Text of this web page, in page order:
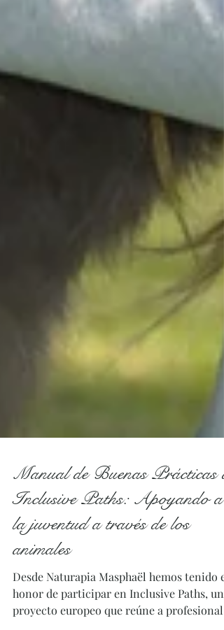
Manual de Buenas Prácticas
Inclusive Paths: Apoyando a
la juventud a través de los
animales
Desde Naturapia Masphaël hemos tenido el
honor de participar en Inclusive Paths, un